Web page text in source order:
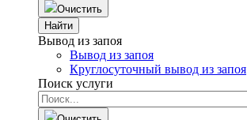
Очистить
Найти
Вывод из запоя
Вывод из запоя
Круглосуточный вывод из запоя
Поиск услуги